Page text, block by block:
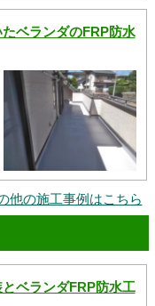
ベランダのFRP防水
他の施工事例はこちら
ベランダFRP防水工